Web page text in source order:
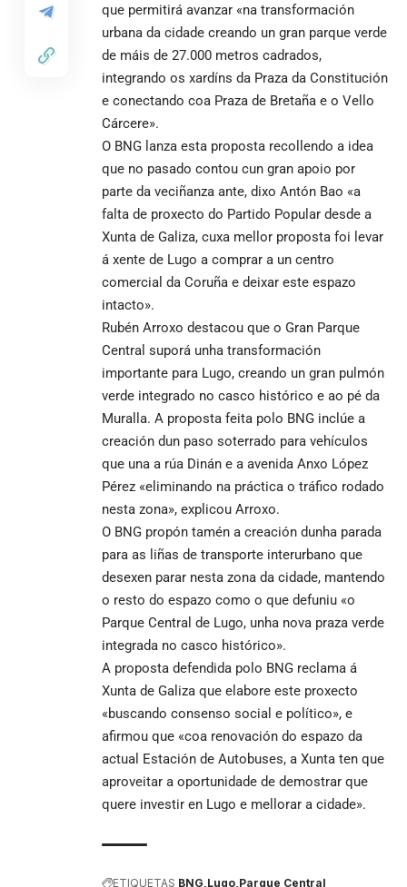
que permitirá avanzar «na transformación
urbana da cidade creando un gran parque verde
de máis de 27.000 metros cadrados,
integrando os xardíns da Praza da Constitución
e conectando coa Praza de Bretaña e o Vello
Cárcere».
O BNG lanza esta proposta recollendo a idea
que no pasado contou cun gran apoio por
parte da veciñanza ante, dixo Antón Bao «a
falta de proxecto do Partido Popular desde a
Xunta de Galiza, cuxa mellor proposta foi levar
á xente de Lugo a comprar a un centro
comercial da Coruña e deixar este espazo
intacto».
Rubén Arroxo destacou que o Gran Parque
Central suporá unha transformación
importante para Lugo, creando un gran pulmón
verde integrado no casco histórico e ao pé da
Muralla. A proposta feita polo BNG inclúe a
creación dun paso soterrado para vehículos
que una a rúa Dinán e a avenida Anxo López
Pérez «eliminando na práctica o tráfico rodado
nesta zona», explicou Arroxo.
O BNG propón tamén a creación dunha parada
para as liñas de transporte interurbano que
desexen parar nesta zona da cidade, mantendo
o resto do espazo como o que defuniu «o
Parque Central de Lugo, unha nova praza verde
integrada no casco histórico».
A proposta defendida polo BNG reclama á
Xunta de Galiza que elabore este proxecto
«buscando consenso social e político», e
afirmou que «coa renovación do espazo da
actual Estación de Autobuses, a Xunta ten que
aproveitar a oportunidade de demostrar que
quere investir en Lugo e mellorar a cidade».
ETIQUETAS BNG Lugo Parque Central